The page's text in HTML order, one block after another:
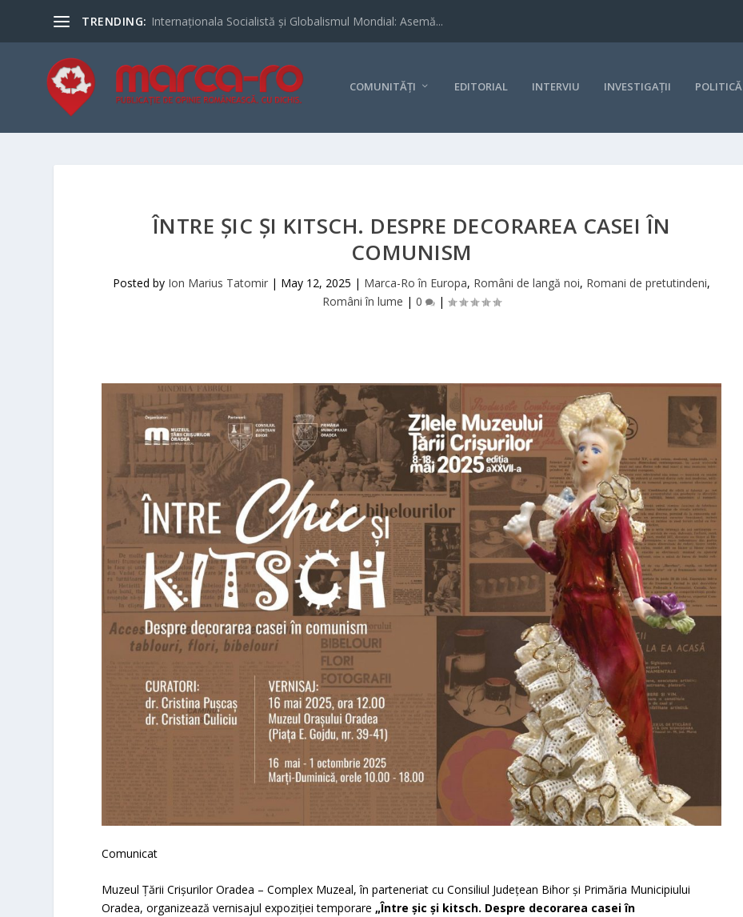
TRENDING: Internaționala Socialistă și Globalismul Mondial: Asemă...
COMUNITĂȚI EDITORIAL INTERVIU INVESTIGAȚII POLITICĂ
ÎNTRE ȘIC ȘI KITSCH. DESPRE DECORAREA CASEI ÎN
COMUNISM
Posted by Ion Marius Tatomir | May 12, 2025 | Marca-Ro în Europa, Români de langă noi, Romani de pretutindeni,
Români în lume |0 |
Comunicat
Muzeul Țării Crișurilor Oradea – Complex Muzeal, în parteneriat cu Consiliul Județean Bihor și Primăria Municipiului
Oradea, organizează vernisajul expoziției temporare „Între șic și kitsch. Despre decorarea casei în